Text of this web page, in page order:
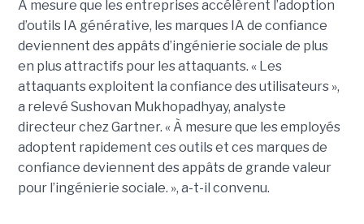
À mesure que les entreprises accélèrent l’adoption
d’outils IA générative, les marques IA de confiance
deviennent des appâts d’ingénierie sociale de plus
en plus attractifs pour les attaquants. « Les
attaquants exploitent la confiance des utilisateurs »,
a relevé Sushovan Mukhopadhyay, analyste
directeur chez Gartner. « À mesure que les employés
adoptent rapidement ces outils et ces marques de
confiance deviennent des appâts de grande valeur
pour l’ingénierie sociale. », a-t-il convenu.